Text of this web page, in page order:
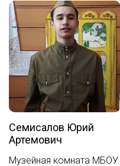
Семисалов Юрий
Артемович
Музейная комната МБОУ